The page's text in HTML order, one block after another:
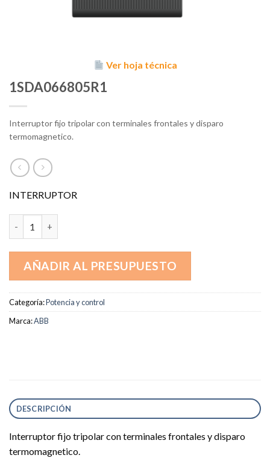
Ver hoja técnica
1SDA066805R1
Interruptor fijo tripolar con terminales frontales y disparo
termomagnetico.
INTERRUPTOR
AÑADIR AL PRESUPUESTO
Categoría:Potencia y control
Marca:ABB
DESCRIPCIÓN
Interruptor fijo tripolar con terminales frontales y disparo
termomagnetico.